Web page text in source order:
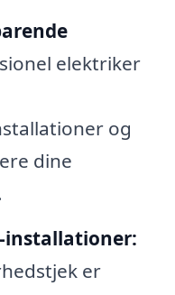
elektriker
og
dine
installationer:
er